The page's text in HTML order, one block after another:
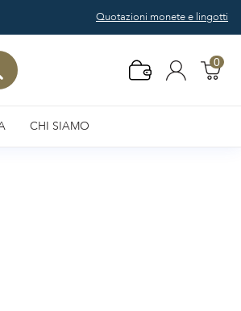
Quotazioni monete e lingotti
0
CHI SIAMO